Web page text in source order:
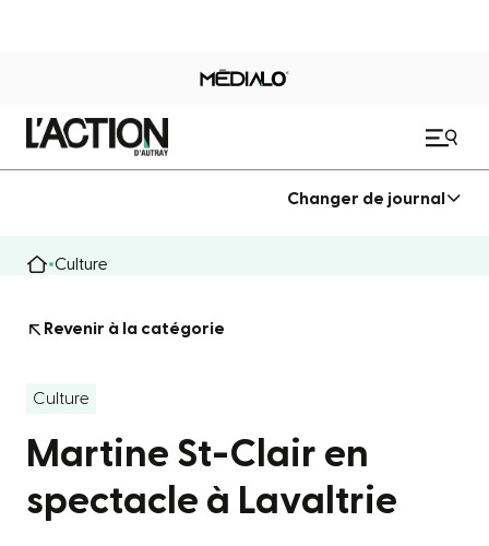
Changer de journal
Culture
Revenir à la catégorie
Culture
Martine St-Clair en
spectacle à Lavaltrie